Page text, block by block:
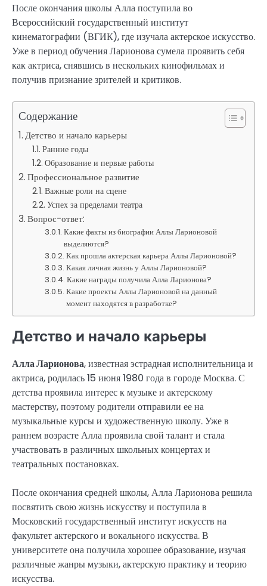
После окончания школы Алла поступила во
Всероссийский государственный институт
кинематографии (ВГИК), где изучала актерское искусство.
Уже в период обучения Ларионова сумела проявить себя
как актриса, снявшись в нескольких кинофильмах и
получив признание зрителей и критиков.
Содержание
Детство и начало карьеры
Ранние годы
Образование и первые работы
Профессиональное развитие
Важные роли на сцене
Успех за пределами театра
Вопрос-ответ:
Какие факты из биографии Аллы Ларионовой
выделяются?
Как прошла актерская карьера Аллы Ларионовой?
Какая личная жизнь у Аллы Ларионовой?
Какие награды получила Алла Ларионова?
Какие проекты Аллы Ларионовой на данный
момент находятся в разработке?
Детство и начало карьеры
Алла Ларионова, известная эстрадная исполнительница и
актриса, родилась 15 июня 1980 года в городе Москва. С
детства проявила интерес к музыке и актерскому
мастерству, поэтому родители отправили ее на
музыкальные курсы и художественную школу. Уже в
раннем возрасте Алла проявила свой талант и стала
участвовать в различных школьных концертах и
театральных постановках.
После окончания средней школы, Алла Ларионова решила
посвятить свою жизнь искусству и поступила в
Московский государственный институт искусств на
факультет актерского и вокального искусства. В
университете она получила хорошее образование, изучая
различные жанры музыки, актерскую практику и теорию
искусства.